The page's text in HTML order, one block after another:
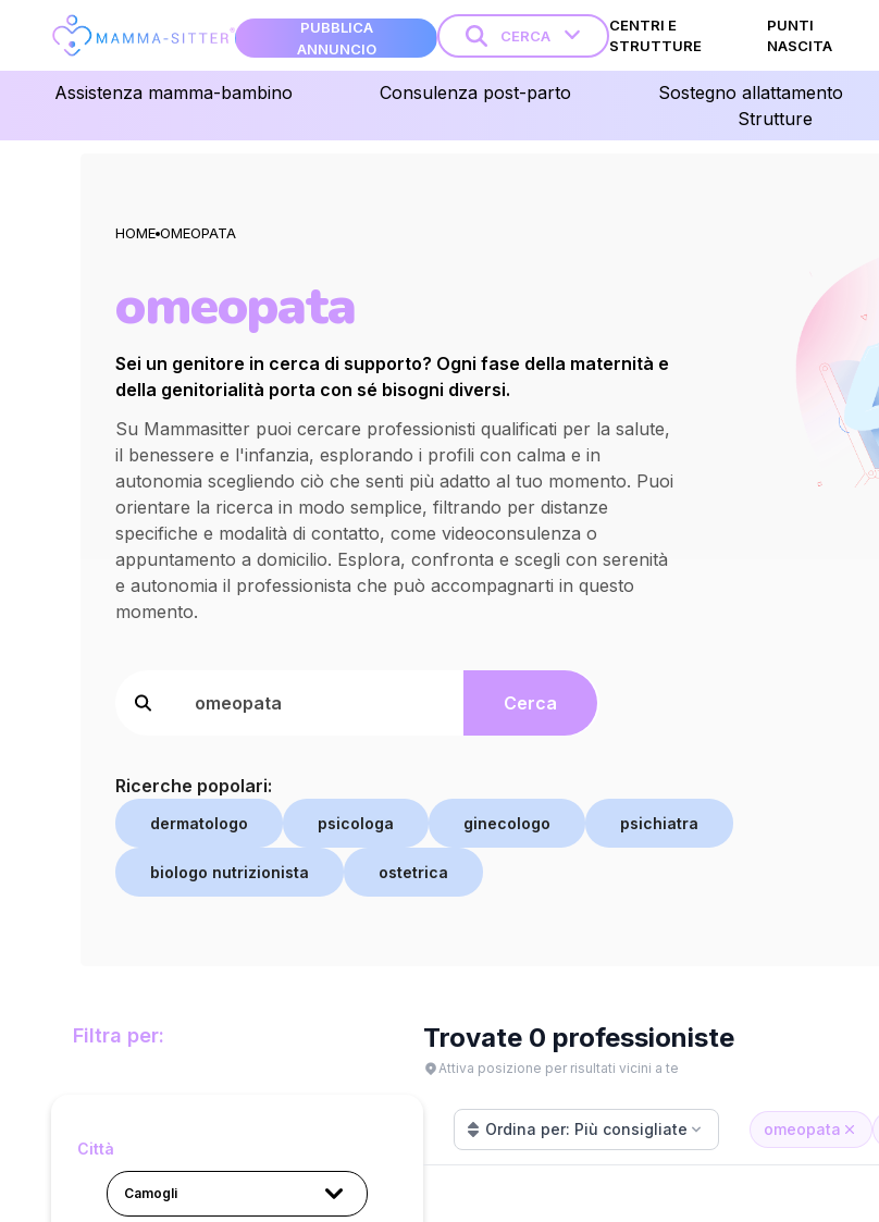
PUBBLICA
ANNUNCIO
CERCA
CENTRI E
STRUTTURE
PUNTI
NASCITA
Assistenza mamma-bambino Consulenza post-parto Sostegno allattamento
Strutture
HOME OMEOPATA
omeopata
Sei un genitore in cerca di supporto? Ogni fase della maternità e
della genitorialità porta con sé bisogni diversi.
Su Mammasitter puoi cercare professionisti qualificati per la salute,
il benessere e l'infanzia, esplorando i profili con calma e in
autonomia scegliendo ciò che senti più adatto al tuo momento. Puoi
orientare la ricerca in modo semplice, filtrando per distanze
specifiche e modalità di contatto, come videoconsulenza o
appuntamento a domicilio. Esplora, confronta e scegli con serenità
e autonomia il professionista che può accompagnarti in questo
momento.
Cerca
Ricerche popolari:
dermatologo psicologa ginecologo psichiatra
biologo nutrizionista ostetrica
Filtra per:
Città
Camogli
Trovate 0 professioniste
Attiva posizione per risultati vicini a te
Ordina per: Più consigliate omeopata